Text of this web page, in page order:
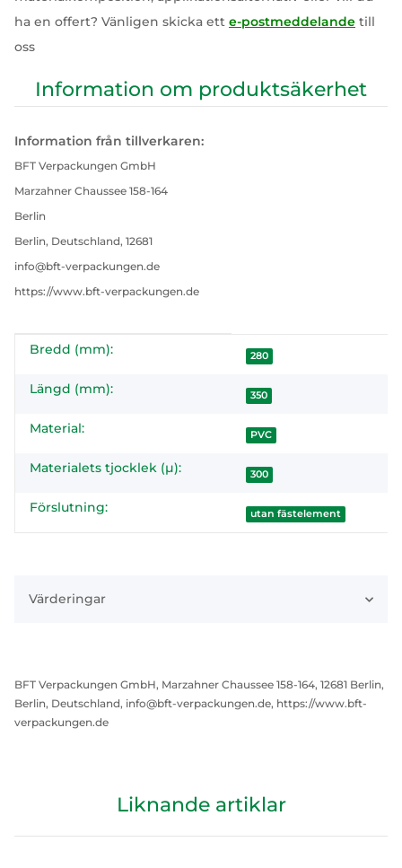
ha en offert? Vänligen skicka ett e-postmeddelande till
oss
Information om produktsäkerhet
Information från tillverkaren:
BFT Verpackungen GmbH
Marzahner Chaussee 158-164
Berlin
Berlin, Deutschland, 12681
info@bft-verpackungen.de
https://www.bft-verpackungen.de
#productDetails.itemInformation#
#productDetails.itemValue#
Bredd (mm): 280
Längd (mm): 350
Material: PVC
Materialets tjocklek (µ): 300
Förslutning: utan fästelement
Värderingar
BFT Verpackungen GmbH, Marzahner Chaussee 158-164, 12681 Berlin,
Berlin, Deutschland, info@bft-verpackungen.de, https://www.bft-
verpackungen.de
Liknande artiklar